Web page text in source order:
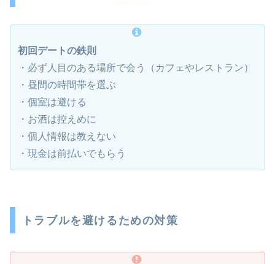
初回デートの鉄則
・必ず人目のある場所で会う（カフェやレストラン）
・昼間の時間帯を選ぶ
・個室は避ける
・お酒は控えめに
・個人情報は教えない
・現金は前払いでもらう
トラブルを避けるための対策